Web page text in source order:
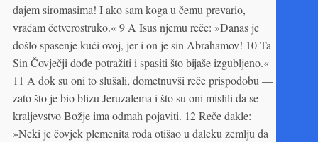
dajem siromasima! I ako sam koga u čemu prevario,
vraćam četverostruko.« 9 A Isus njemu reče: »Danas je
došlo spasenje kući ovoj, jer i on je sin Abrahamov! 10 Ta
Sin Čovječji dođe potražiti i spasiti što bijaše izgubljeno.«
11 A dok su oni to slušali, dometnuvši reče prispodobu —
zato što je bio blizu Jeruzalema i što su oni mislili da se
kraljevstvo Božje ima odmah pojaviti. 12 Reče dakle:
»Neki je čovjek plemenita roda otišao u daleku zemlju da